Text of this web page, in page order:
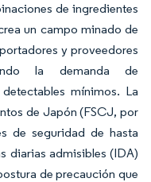
de ingredientes
un campo minado de
y proveedores
la demanda de
mínimos. La
de Japón (FSCJ, por
de seguridad de hasta
diarias admisibles (IDA)
de precaución que